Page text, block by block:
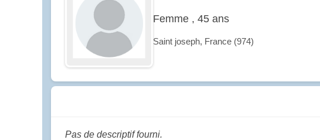
Femme , 45 ans
Saint joseph, France (974)
Pas de descriptif fourni.